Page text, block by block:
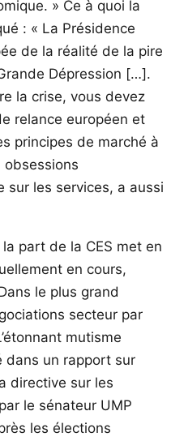
» Ce à quoi la
: « La Présidence
de la réalité de la pire
Dépression […].
la crise, vous devez
relance européen et
principes de marché à
obsessions
sur les services, a aussi
part de la CES met en
en cours,
le plus grand
secteur par
mutisme
dans un rapport sur
directive sur les
le sénateur UMP
les élections